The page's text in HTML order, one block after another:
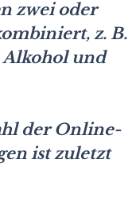
zwei oder
z. B.
Alkohol und
der Online-
ist zuletzt